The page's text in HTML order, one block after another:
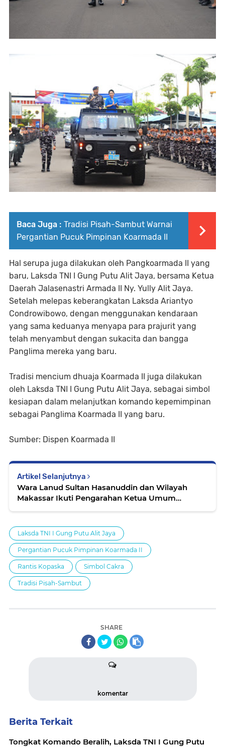
Baca Juga : Tradisi Pisah-Sambut Warnai
Pergantian Pucuk Pimpinan Koarmada II
Hal serupa juga dilakukan oleh Pangkoarmada II yang
baru, Laksda TNI I Gung Putu Alit Jaya, bersama Ketua
Daerah Jalasenastri Armada II Ny. Yully Alit Jaya.
Setelah melepas keberangkatan Laksda Ariantyo
Condrowibowo, dengan menggunakan kendaraan
yang sama keduanya menyapa para prajurit yang
telah menyambut dengan sukacita dan bangga
Panglima mereka yang baru.
Tradisi mencium dhuaja Koarmada II juga dilakukan
oleh Laksda TNI I Gung Putu Alit Jaya, sebagai simbol
kesiapan dalam melanjutkan komando kepemimpinan
sebagai Panglima Koarmada II yang baru.
Sumber: Dispen Koarmada II
Artikel Selanjutnya
Wara Lanud Sultan Hasanuddin dan Wilayah
Makassar Ikuti Pengarahan Ketua Umum
Laksda TNI I Gung Putu Alit Jaya
Pergantian Pucuk Pimpinan Koarmada II
Rantis Kopaska Simbol Cakra
Tradisi Pisah-Sambut
SHARE
komentar
Berita Terkait
Tongkat Komando Beralih, Laksda TNI I Gung Putu